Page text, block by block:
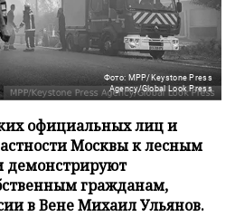
Фото: MPP/Keystone Press
Agency/Global Look Press
официальных лиц и
Москвы к лесным
гражданам,
в Вене Михаил Ульянов.